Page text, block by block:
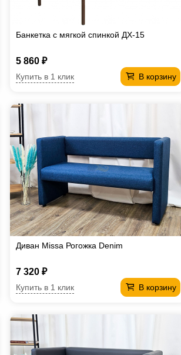
Банкетка с мягкой спинкой ДХ-15
5 860 ₽
В корзину
Купить в 1 клик
Диван Missa Рогожка Denim
7 320 ₽
В корзину
Купить в 1 клик